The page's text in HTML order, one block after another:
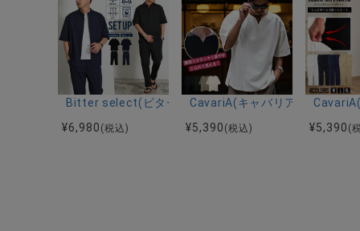
Bitter select(ビターセレクト)接触冷感スーパースト
¥6,980 (税込)
CavariA(キャバリア)キーネッ
¥5,390 (税込)
¥5,390 (